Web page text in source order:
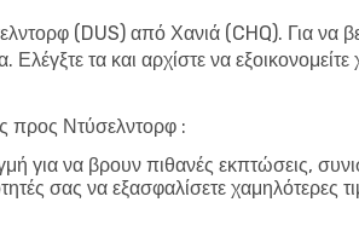
(DUS) από Χανιά (CHQ). Για να
τα και αρχίστε να εξοικονομείτε
προς Ντύσελντορφ :
για να βρουν πιθανές εκπτώσεις,
σας να εξασφαλίσετε χαμηλότερες